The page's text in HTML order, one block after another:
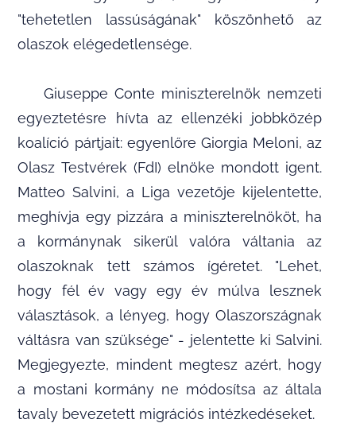
"tehetetlen lassúságának" köszönhető az
olaszok elégedetlensége.
Giuseppe Conte miniszterelnök nemzeti
egyeztetésre hívta az ellenzéki jobbközép
koalíció pártjait: egyenlőre Giorgia Meloni, az
Olasz Testvérek (FdI) elnöke mondott igent.
Matteo Salvini, a Liga vezetője kijelentette,
meghívja egy pizzára a miniszterelnököt, ha
a kormánynak sikerül valóra váltania az
olaszoknak tett számos ígéretet. "Lehet,
hogy fél év vagy egy év múlva lesznek
választások, a lényeg, hogy Olaszországnak
váltásra van szüksége" - jelentette ki Salvini.
Megjegyezte, mindent megtesz azért, hogy
a mostani kormány ne módosítsa az általa
tavaly bevezetett migrációs intézkedéseket.